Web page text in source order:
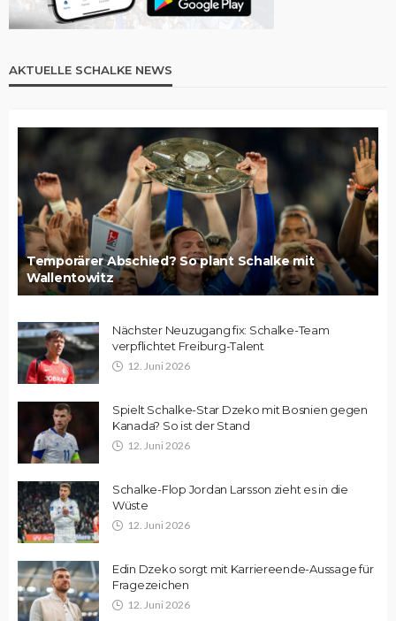
AKTUELLE SCHALKE NEWS
Temporärer Abschied? So plant Schalke mit
Wallentowitz
Nächster Neuzugang fix: Schalke-Team
verpflichtet Freiburg-Talent
12. Juni 2026
Spielt Schalke-Star Dzeko mit Bosnien gegen
Kanada? So ist der Stand
12. Juni 2026
Schalke-Flop Jordan Larsson zieht es in die
Wüste
12. Juni 2026
Edin Dzeko sorgt mit Karriereende-Aussage für
Fragezeichen
12. Juni 2026